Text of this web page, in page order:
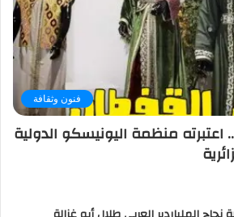
فنون وثقافة
اعتبرته منظمة اليونيسكو الدولية